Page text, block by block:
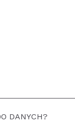
DANYCH?